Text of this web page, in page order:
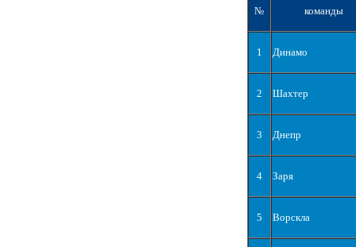
№ команды
1 Динамо
2 Шахтер
3 Днепр
4 Заря
5 Ворскла